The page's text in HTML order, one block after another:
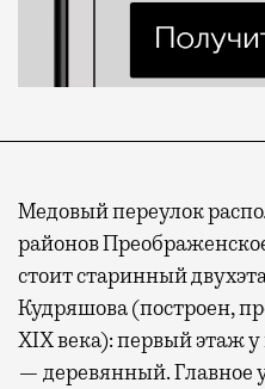
Медовый переулок
районов
стоит старинный
Кудряшова (построен,
XIX века): первый этаж
— деревянный.